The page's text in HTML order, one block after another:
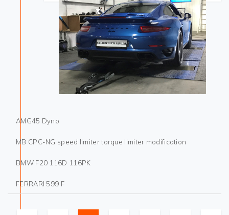
AMG45 Dyno
MB CPC-NG speed limiter torque limiter modification
BMW F20 116D 116PK
FERRARI 599 F